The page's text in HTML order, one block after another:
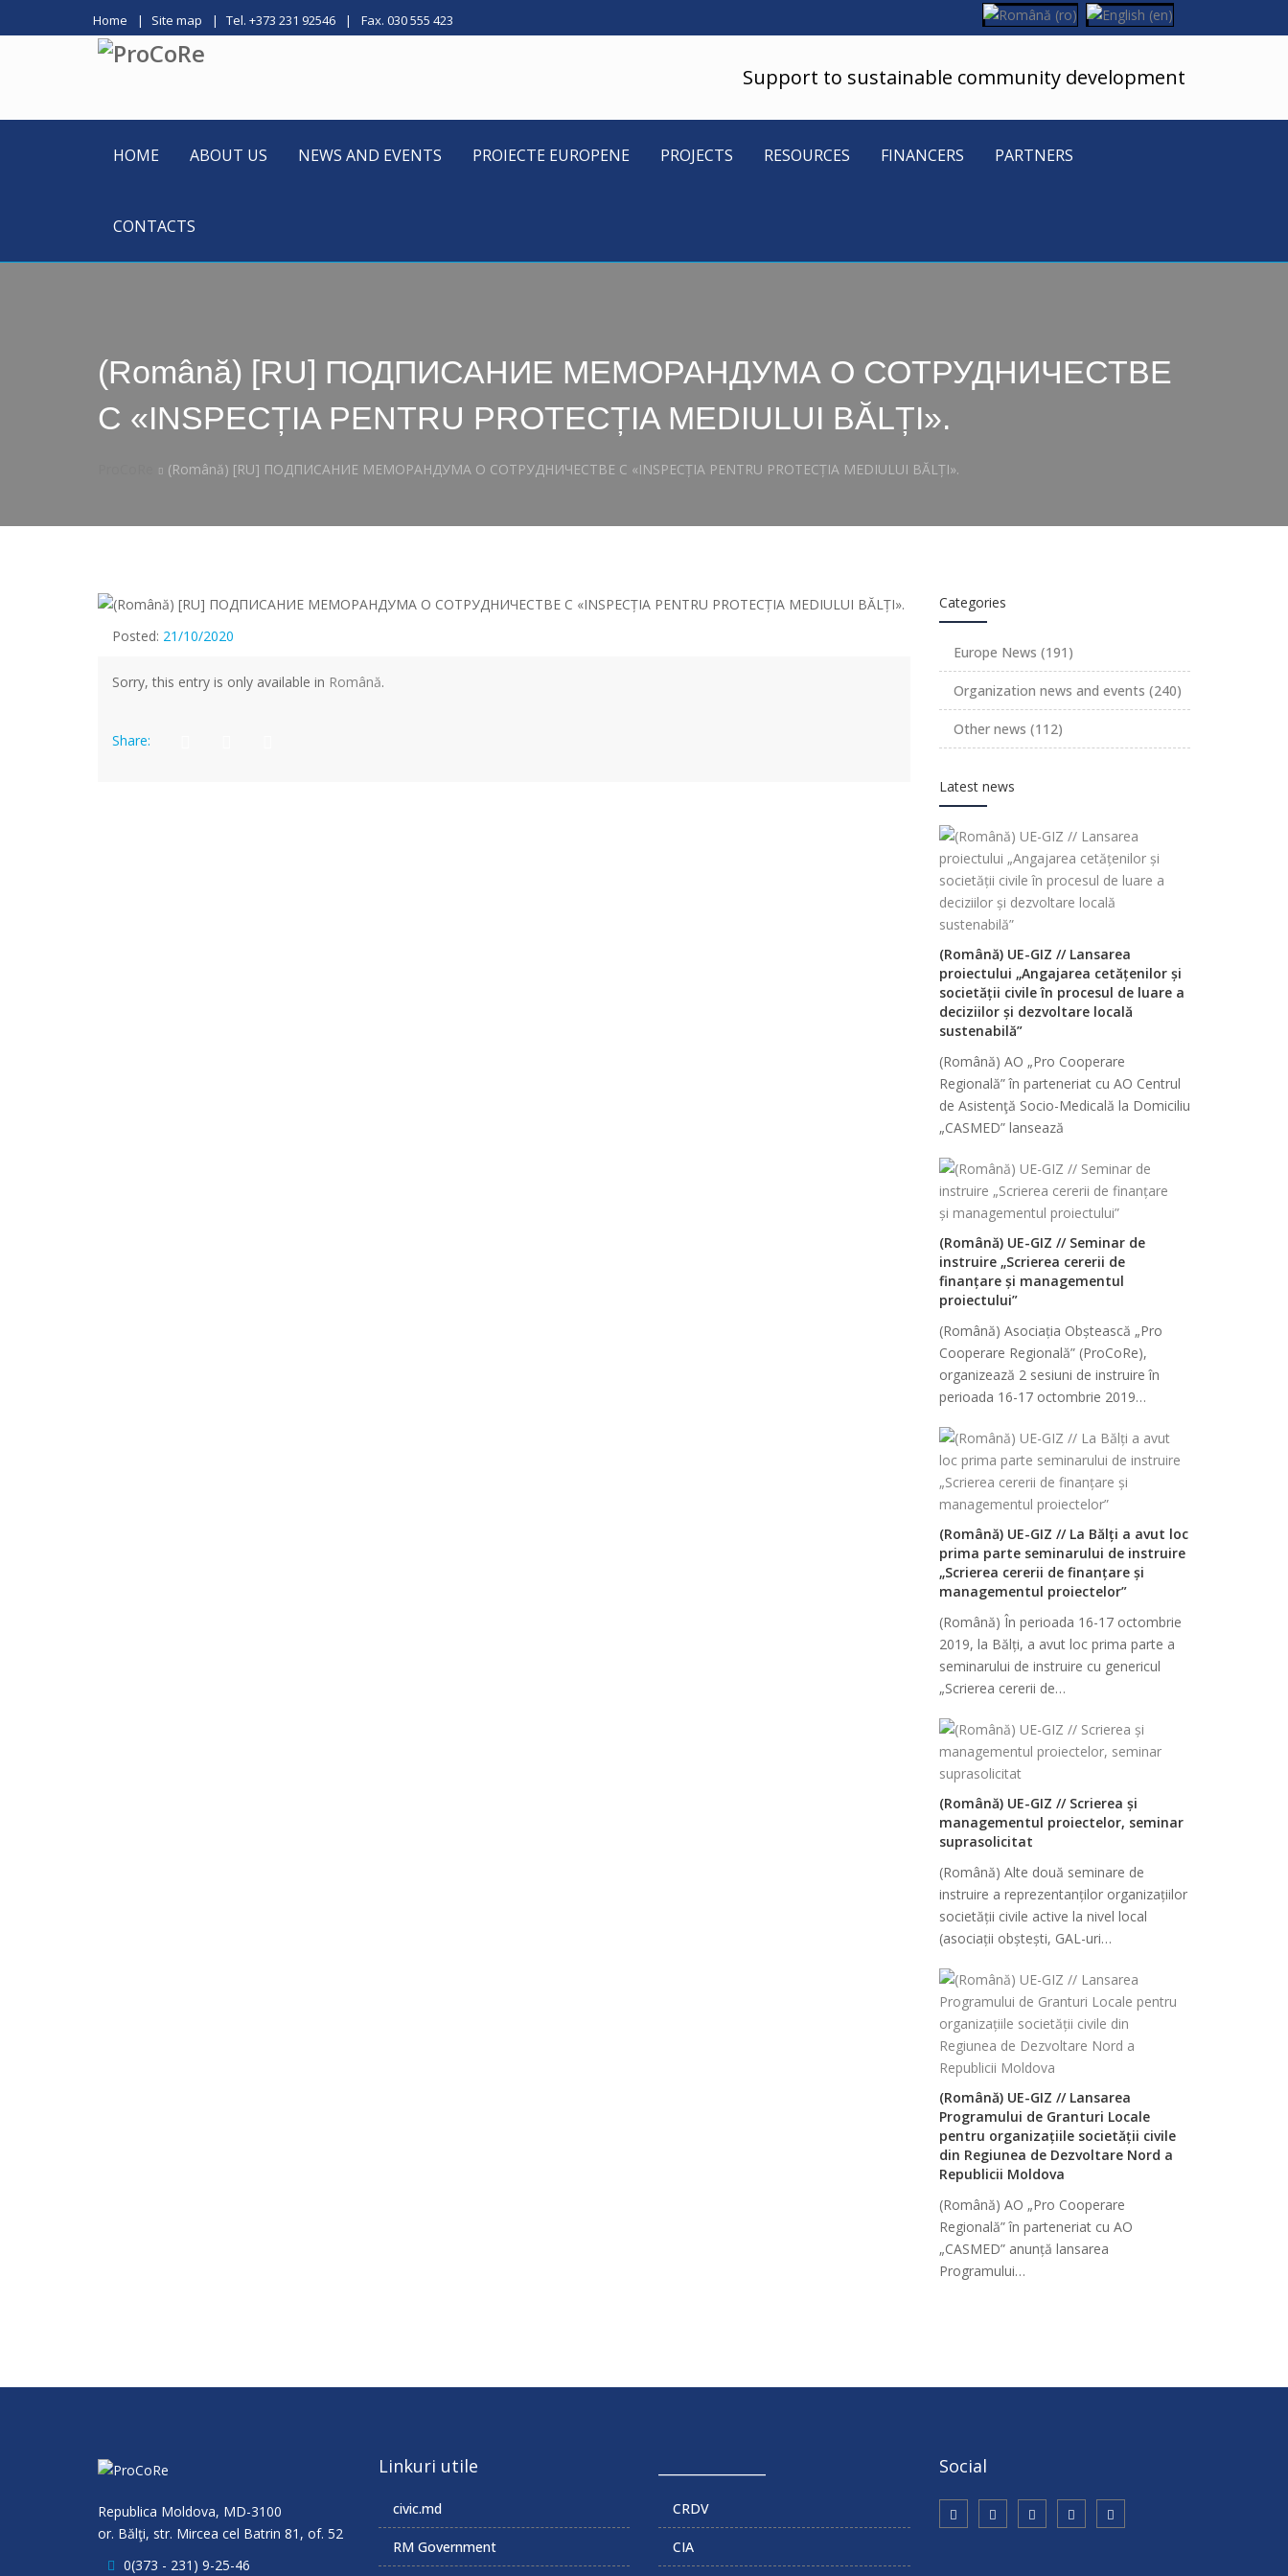
Home Site map Tel. +373 231 92546 Fax. 030 555 423
Support to sustainable community development
HOME ABOUT US NEWS AND EVENTS PROIECTE EUROPENE PROJECTS RESOURCES FINANCERS PARTNERS
CONTACTS
(Română) [RU] ПОДПИСАНИЕ МЕМОРАНДУМА О СОТРУДНИЧЕСТВЕ
С «INSPECȚIA PENTRU PROTECȚIA MEDIULUI BĂLȚI».
(Română) [RU] ПОДПИСАНИЕ МЕМОРАНДУМА О СОТРУДНИЧЕСТВЕ С «INSPECȚIA PENTRU PROTECȚIA MEDIULUI BĂLȚI».
Posted: 21/10/2020
Sorry, this entry is only available in Română.
Share:
Categories
Europe News (191)
Organization news and events (240)
Other news (112)
Latest news
(Română) UE-GIZ // Lansarea
proiectului „Angajarea cetățenilor și
societății civile în procesul de luare a
deciziilor și dezvoltare locală
sustenabilă”
(Română) AO „Pro Cooperare
Regională” în parteneriat cu AO Centrul
de Asistenţă Socio-Medicală la Domiciliu
„CASMED” lansează
(Română) UE-GIZ // Seminar de
instruire „Scrierea cererii de
finanțare și managementul
proiectului”
(Română) Asociația Obștească „Pro
Cooperare Regională” (ProCoRe),
organizează 2 sesiuni de instruire în
perioada 16-17 octombrie 2019…
(Română) UE-GIZ // La Bălți a avut loc
prima parte seminarului de instruire
„Scrierea cererii de finanțare și
managementul proiectelor”
(Română) În perioada 16-17 octombrie
2019, la Bălți, a avut loc prima parte a
seminarului de instruire cu genericul
„Scrierea cererii de…
(Română) UE-GIZ // Scrierea și
managementul proiectelor, seminar
suprasolicitat
(Română) Alte două seminare de
instruire a reprezentanților organizațiilor
societății civile active la nivel local
(asociații obștești, GAL-uri…
(Română) UE-GIZ // Lansarea
Programului de Granturi Locale
pentru organizațiile societății civile
din Regiunea de Dezvoltare Nord a
Republicii Moldova
(Română) AO „Pro Cooperare
Regională” în parteneriat cu AO
„CASMED” anunță lansarea
Programului…
Republica Moldova, MD-3100
or. Bălţi, str. Mircea cel Batrin 81, of. 52
0(373 - 231) 9-25-46
Linkuri utile
civic.md
RM Government
CRDV
CIA
Social